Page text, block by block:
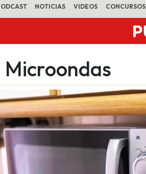
NOTICIAS VIDEOS CONCURSOS
Microondas